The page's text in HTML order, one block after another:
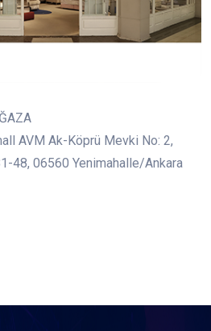
AVM Ak-Köprü Mevki No: 2,
48, 06560 Yenimahalle/Ankara